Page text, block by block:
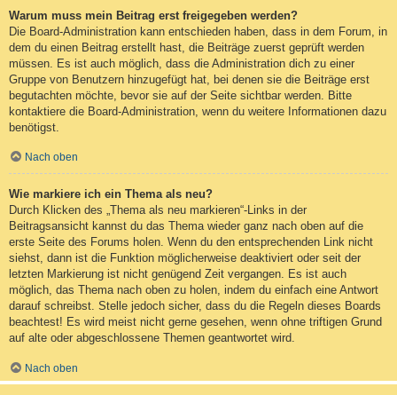
Warum muss mein Beitrag erst freigegeben werden?
Die Board-Administration kann entschieden haben, dass in dem Forum, in
dem du einen Beitrag erstellt hast, die Beiträge zuerst geprüft werden
müssen. Es ist auch möglich, dass die Administration dich zu einer
Gruppe von Benutzern hinzugefügt hat, bei denen sie die Beiträge erst
begutachten möchte, bevor sie auf der Seite sichtbar werden. Bitte
kontaktiere die Board-Administration, wenn du weitere Informationen dazu
benötigst.
Nach oben
Wie markiere ich ein Thema als neu?
Durch Klicken des „Thema als neu markieren“-Links in der
Beitragsansicht kannst du das Thema wieder ganz nach oben auf die
erste Seite des Forums holen. Wenn du den entsprechenden Link nicht
siehst, dann ist die Funktion möglicherweise deaktiviert oder seit der
letzten Markierung ist nicht genügend Zeit vergangen. Es ist auch
möglich, das Thema nach oben zu holen, indem du einfach eine Antwort
darauf schreibst. Stelle jedoch sicher, dass du die Regeln dieses Boards
beachtest! Es wird meist nicht gerne gesehen, wenn ohne triftigen Grund
auf alte oder abgeschlossene Themen geantwortet wird.
Nach oben